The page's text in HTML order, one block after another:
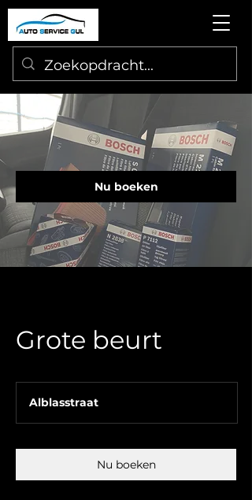
Nu boeken
Grote beurt
Alblasstraat
Nu boeken